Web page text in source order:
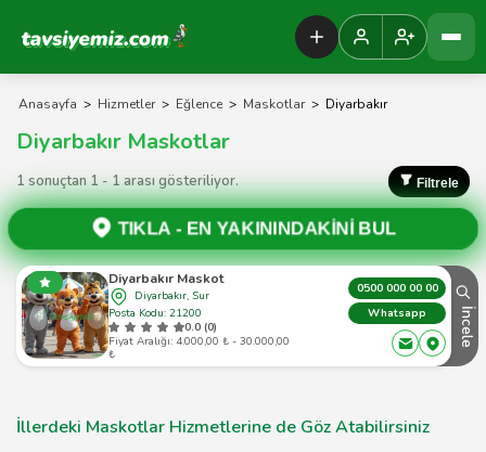
Tavsiyemiz Anasayfa
Anasayfa > Hizmetler > Eğlence > Maskotlar > Diyarbakır
Diyarbakır Maskotlar
1 sonuçtan 1 - 1 arası gösteriliyor. Filtrele
TIKLA -EN YAKININDAKİNİ BUL
Diyarbakır Maskot
Diyarbakır, Sur
Posta Kodu: 21200
0.0 (0)
Fiyat Aralığı: 4.000,00 ₺ - 30.000,00
₺
0500 000 00 00
Whatsapp
İncele
İllerdeki Maskotlar Hizmetlerine de Göz Atabilirsiniz